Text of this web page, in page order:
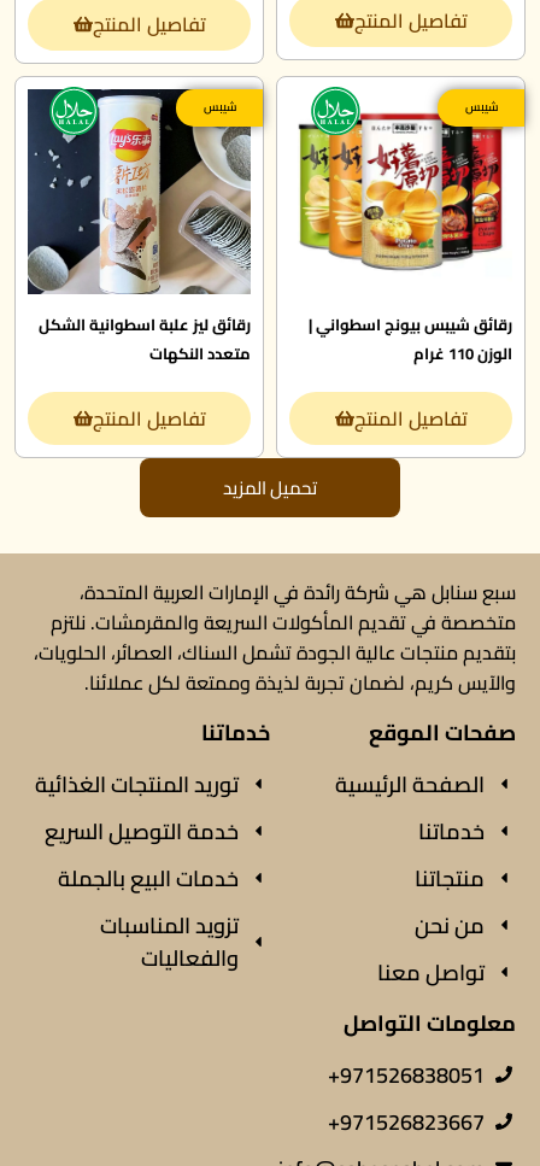
تفاصيل المنتج تفاصيل المنتج
شيبس
رقائق شيبس بيونج اسطواني |
الوزن 110 غرام
تفاصيل المنتج
شيبس
رقائق ليز علبة اسطوانية الشكل
متعدد النكهات
تفاصيل المنتج
تحميل المزيد
سبع سنابل هي شركة رائدة في الإمارات العربية المتحدة،
متخصصة في تقديم المأكولات السريعة والمقرمشات. نلتزم
بتقديم منتجات عالية الجودة تشمل السناك، العصائر، الحلويات،
والآيس كريم، لضمان تجربة لذيذة وممتعة لكل عملائنا.
صفحات الموقع
الصفحة الرئيسية
خدماتنا
منتجاتنا
من نحن
تواصل معنا
خدماتنا
توريد المنتجات الغذائية
خدمة التوصيل السريع
خدمات البيع بالجملة
تزويد المناسبات
والفعاليات
معلومات التواصل
971526838051+
971526823667+